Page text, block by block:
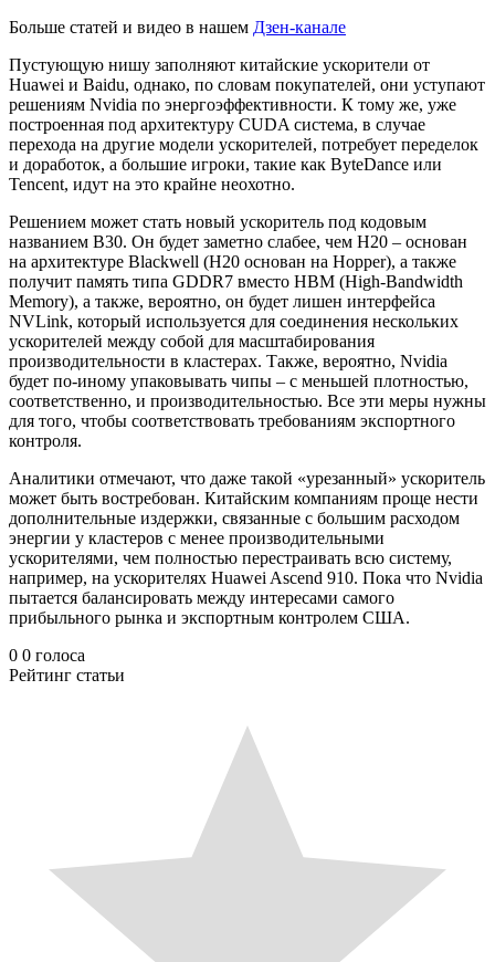
Больше статей и видео в нашем Дзен-канале
Пустующую нишу заполняют китайские ускорители от
Huawei и Baidu, однако, по словам покупателей, они уступают
решениям Nvidia по энергоэффективности. К тому же, уже
построенная под архитектуру CUDA система, в случае
перехода на другие модели ускорителей, потребует переделок
и доработок, а большие игроки, такие как ByteDance или
Tencent, идут на это крайне неохотно.
Решением может стать новый ускоритель под кодовым
названием B30. Он будет заметно слабее, чем H20 – основан
на архитектуре Blackwell (H20 основан на Hopper), а также
получит память типа GDDR7 вместо HBM (High-Bandwidth
Memory), а также, вероятно, он будет лишен интерфейса
NVLink, который используется для соединения нескольких
ускорителей между собой для масштабирования
производительности в кластерах. Также, вероятно, Nvidia
будет по-иному упаковывать чипы – с меньшей плотностью,
соответственно, и производительностью. Все эти меры нужны
для того, чтобы соответствовать требованиям экспортного
контроля.
Аналитики отмечают, что даже такой «урезанный» ускоритель
может быть востребован. Китайским компаниям проще нести
дополнительные издержки, связанные с большим расходом
энергии у кластеров с менее производительными
ускорителями, чем полностью перестраивать всю систему,
например, на ускорителях Huawei Ascend 910. Пока что Nvidia
пытается балансировать между интересами самого
прибыльного рынка и экспортным контролем США.
0 0 голоса
Рейтинг статьи